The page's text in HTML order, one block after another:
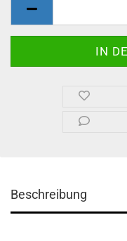
Beschreibung